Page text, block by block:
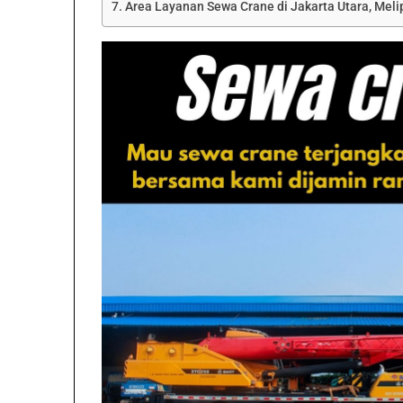
Area Layanan Sewa Crane di Jakarta Utara,